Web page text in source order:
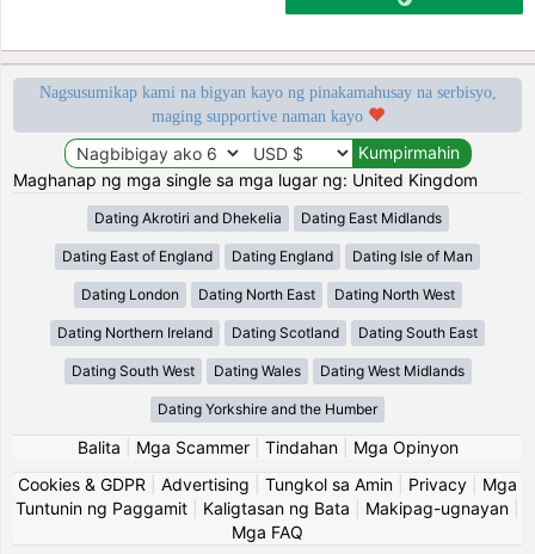
Nagsusumikap kami na bigyan kayo ng pinakamahusay na serbisyo,
maging supportive naman kayo
Maghanap ng mga single sa mga lugar ng: United Kingdom
Dating Akrotiri and Dhekelia Dating East Midlands
Dating East of England Dating England Dating Isle of Man
Dating London Dating North East Dating North West
Dating Northern Ireland Dating Scotland Dating South East
Dating South West Dating Wales Dating West Midlands
Dating Yorkshire and the Humber
Balita Mga Scammer| Tindahan| Mga Opinyon
Cookies & GDPR
Advertising Tungkol sa Amin Privacy
Mga
Tuntunin ng Paggamit
Kaligtasan ng Bata Makipag-ugnayan
Mga FAQ